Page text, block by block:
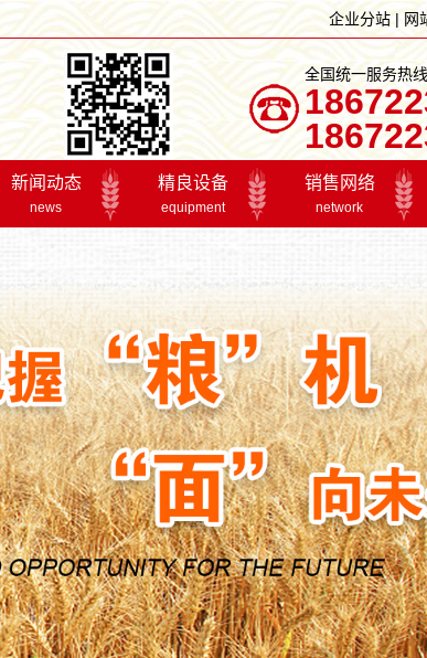
企业分站| 网
全国统一服务热线
销往全国十几个
、旺旺、华丰、
专用粉，产品一
量记录体系，实现了产品质量管理微机
键质量控制点实行全程跟踪检测，实行追
银丰产品的良好品质
活动风采
全国马铃薯主食化产业联盟2017年年会
新闻动态
news
行业资讯
专题报道
最新资讯
关注我们，实时掌握最新粮油精品新闻
精良设备
equipment
精良设备
工欲善其事，
备和技术人才
销售网络
network